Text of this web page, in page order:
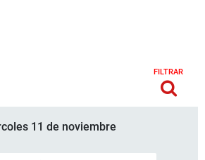
FILTRAR
11 de noviembre